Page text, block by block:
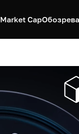
Market Cap